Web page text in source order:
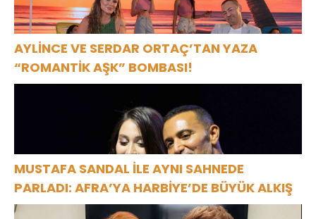
AYLİNCE VE SERDAR ORTAÇ’TAN YAZA
“ROMANTİK AŞK” BOMBASI!
MUSTAFA SANDAL İLE AYNI SAHNEDE
PARLADI: AFRA’YA HARBİYE’DE BÜYÜK ALKIŞ